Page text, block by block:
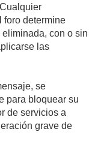
foro determine
con o sin
las
se
para bloquear su
de servicios a
grave de